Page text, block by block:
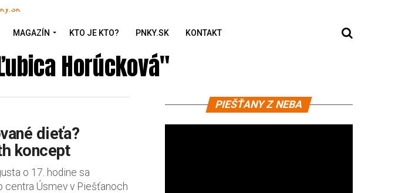
MAGAZÍN KTO JE KTO? PNKY.SK KONTAKT
Horúcková"
dieťa?
koncept
o 17. hodine sa
centra Úsmev v Piešťanoch
PIEŠŤANY Z NEBA
prehrávač